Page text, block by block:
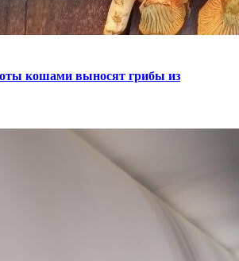
кошами выносят грибы из